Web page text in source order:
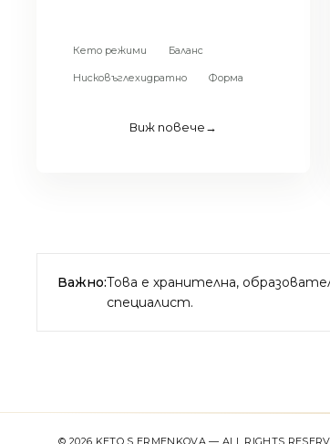
Кето режими Баланс
Нисковъглехидратно Форма
Виж повече→
Важно:Това е хранителна,
специалист.
© 2026 KETO S ERMENKOVA — ALL RIGHTS